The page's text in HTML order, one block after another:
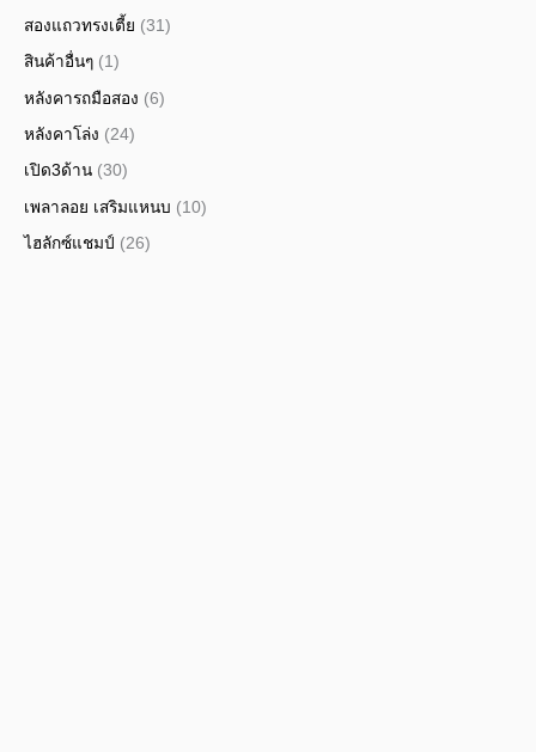
สองแถวทรงเตี้ย (31)
สินค้าอื่นๆ (1)
หลังคารถมือสอง (6)
หลังคาโล่ง (24)
เปิด3ด้าน (30)
เพลาลอย เสริมแหนบ (10)
ไฮลักซ์แชมป์ (26)